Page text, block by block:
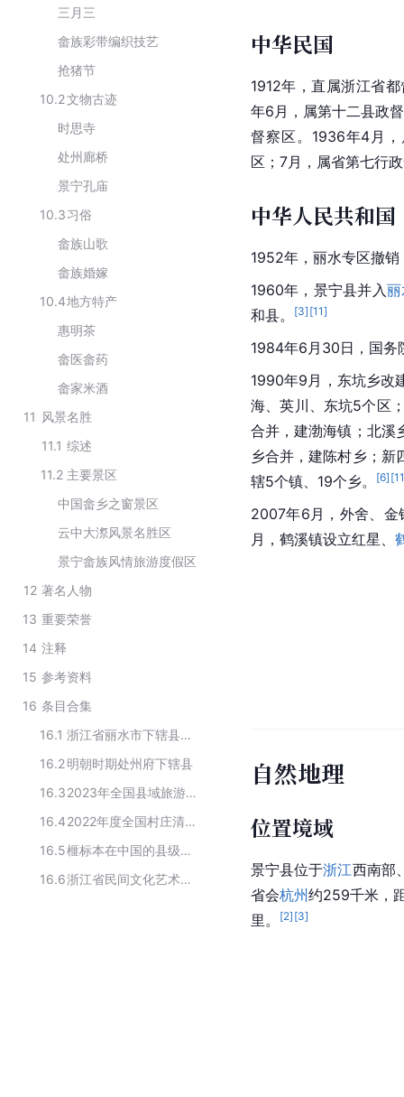
三月三
畲族彩带编织技艺
抢猪节
10.2文物古迹
时思寺
处州廊桥
景宁孔庙
10.3习俗
畲族山歌
畲族婚嫁
10.4地方特产
惠明茶
畲医畲药
畲家米酒
11 风景名胜
11.1 综述
11.2 主要景区
中国畲乡之窗景区
云中大漈风景名胜区
景宁畲族风情旅游度假区
12 著名人物
13 重要荣誉
14 注释
15 参考资料
16 条目合集
16.1
浙江省丽水市下辖县级行政区
16.2明朝时期处州府下辖县
16.3
2023年全国县域旅游综合实力百强县
16.4
2022年度全国村庄清洁行动先进县
16.5
榧标本在中国的县级分布
16.6
浙江省民间文化艺术之乡
中华民国
1912年，直属浙江省
年6月，属第十二县政
督察区。1936年4月
区；7月，属省第七行
中华人民共和国
1952年，丽水专区撤
1960年，景宁县并入
和县。
[3] [11]
1984年6月30日，国务
1990年9月，东坑乡改
海、英川、东坑5个区
合并，建渤海镇 ；北
乡合并，建陈村乡；新
辖5个镇、19个乡。
[6] [
2007年6月，外舍、金
月，鹤溪镇设立红星、
自然地理
位置境域
景宁县位于浙江西南部
省会杭州约259千米，
里。
[2] [3]